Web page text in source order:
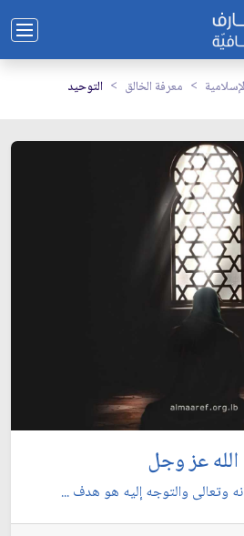
معرفة الخالق التوحيد
عز وجل
وتعالى والتوجه إليه هو هدف ...